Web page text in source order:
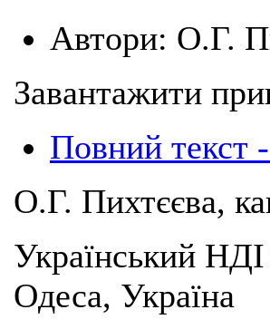
Автори: О.Г.
Завантажити
Повний текст
О.Г. Пихтєєва,
Український
Одеса, Україна